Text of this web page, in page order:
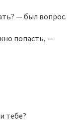
— был вопрос.
попасть, —
тебе?